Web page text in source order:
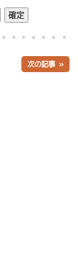
次の記事 »